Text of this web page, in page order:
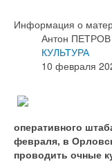
Информация о
Антон ПЕТРОВ
КУЛЬТУРА
10 февраля
оперативного
февраля, в
проводить очные